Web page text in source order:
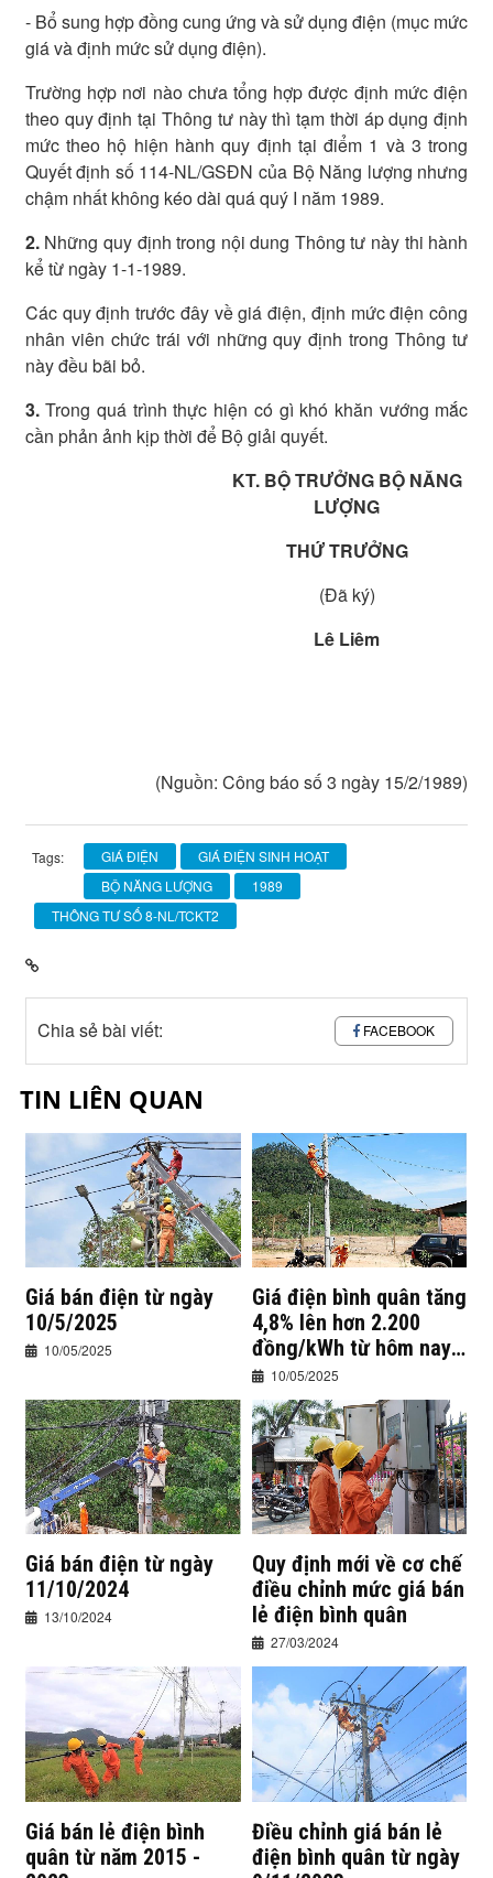
- Bổ sung hợp đồng cung ứng và sử dụng điện (mục mức
giá và định mức sử dụng điện).
Trường hợp nơi nào chưa tổng hợp được định mức điện
theo quy định tại Thông tư này thì tạm thời áp dụng định
mức theo hộ hiện hành quy định tại điểm 1 và 3 trong
Quyết định số 114-NL/GSĐN của Bộ Năng lượng nhưng
chậm nhất không kéo dài quá quý I năm 1989.
2.Những quy định trong nội dung Thông tư này thi hành
kể từ ngày 1-1-1989.
Các quy định trước đây về giá điện, định mức điện công
nhân viên chức trái với những quy định trong Thông tư
này đều bãi bỏ.
3.Trong quá trình thực hiện có gì khó khăn vướng mắc
cần phản ảnh kịp thời để Bộ giải quyết.
KT. BỘ TRƯỞNG BỘ NĂNG
LƯỢNG
THỨ TRƯỞNG
(Đã ký)
Lê Liêm
(Nguồn: Công báo số 3 ngày 15/2/1989)
Tags: GIÁ ĐIỆN
GIÁ ĐIỆN SINH HOẠT
BỘ NĂNG LƯỢNG
1989
THÔNG TƯ SỐ 8-NL/TCKT2
Chia sẻ bài viết: FACEBOOK
TIN LIÊN QUAN
Giá bán điện từ ngày
10/5/2025
10/05/2025
Giá điện bình quân tăng
4,8% lên hơn 2.200
đồng/kWh từ hôm nay
10/5/2025
10/05/2025
Giá bán điện từ ngày
11/10/2024
13/10/2024
Quy định mới về cơ chế
điều chỉnh mức giá bán
lẻ điện bình quân
27/03/2024
Giá bán lẻ điện bình
quân từ năm 2015 -
Điều chỉnh giá bán lẻ
điện bình quân từ ngày